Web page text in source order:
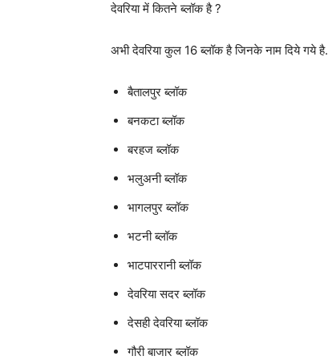
देवरिया में कितने ब्लॉक है ?
अभी देवरिया कुल 16 ब्लॉक है जिनके नाम दिये गये है.
बैतालपुर ब्लॉक
बनकटा ब्लॉक
बरहज ब्लॉक
भलुअनी ब्लॉक
भागलपुर ब्लॉक
भटनी ब्लॉक
भाटपाररानी ब्लॉक
देवरिया सदर ब्लॉक
देसही देवरिया ब्लॉक
गौरी बाजार ब्लॉक